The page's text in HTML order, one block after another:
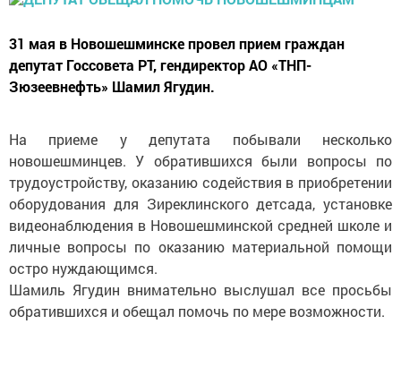
31 мая в Новошешминске провел прием граждан
депутат Госсовета РТ, гендиректор АО «ТНП-
Зюзеевнефть» Шамил Ягудин.
На приеме у депутата побывали несколько
новошешминцев. У обратившихся были вопросы по
трудоустройству, оказанию содействия в приобретении
оборудования для Зиреклинского детсада, установке
видеонаблюдения в Новошешминской средней школе и
личные вопросы по оказанию материальной помощи
остро нуждающимся.
Шамиль Ягудин внимательно выслушал все просьбы
обратившихся и обещал помочь по мере возможности.